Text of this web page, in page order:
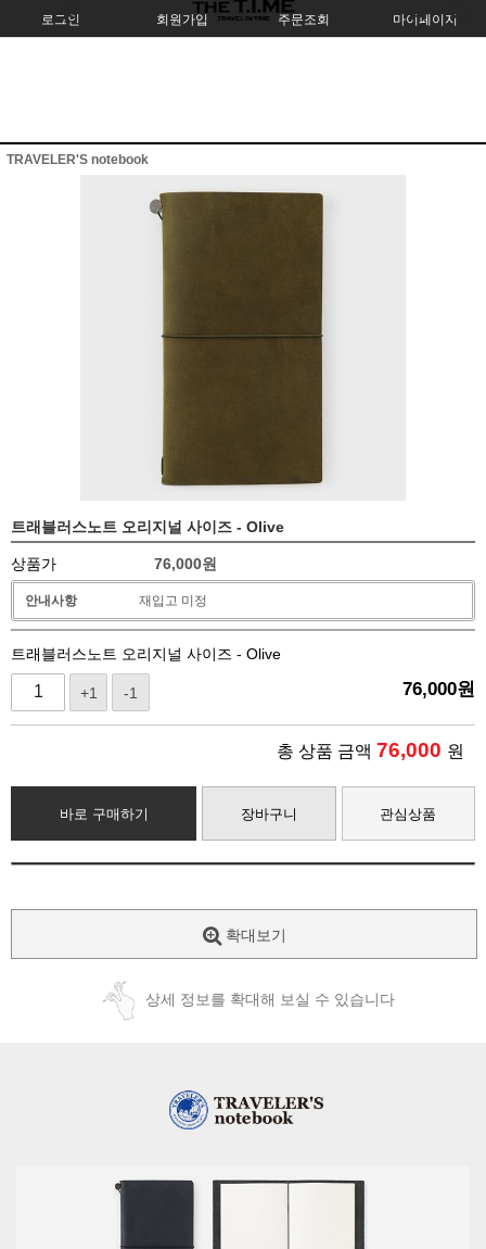
로그인 회원가입 주문조회 마이페이지
TRAVELER'S notebook
트래블러스노트 오리지널 사이즈 - Olive
상품가 76,000원
안내사항 재입고 미정
트래블러스노트 오리지널 사이즈 - Olive
+1 -1 76,000원
총 상품 금액 76,000 원
바로 구매하기 장바구니 관심상품
확대보기
상세 정보를 확대해 보실 수 있습니다